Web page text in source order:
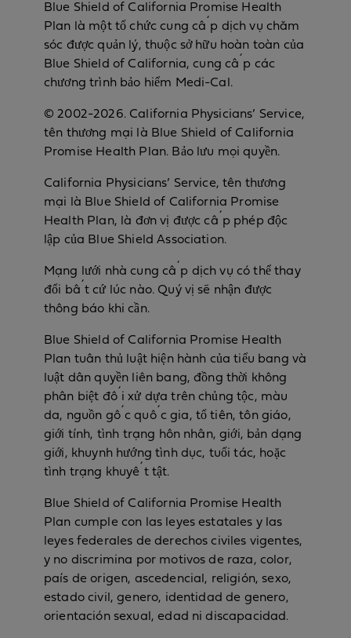
Blue Shield of California Promise Health
Plan là một tổ chức cung cấp dịch vụ chăm
sóc được quản lý, thuộc sở hữu hoàn toàn của
Blue Shield of California, cung cấp các
chương trình bảo hiểm Medi-Cal.
© 2002-2026. California Physicians’ Service,
tên thương mại là Blue Shield of California
Promise Health Plan. Bảo lưu mọi quyền.
California Physicians’ Service, tên thương
mại là Blue Shield of California Promise
Health Plan, là đơn vị được cấp phép độc
lập của Blue Shield Association.
Mạng lưới nhà cung cấp dịch vụ có thể thay
đổi bất cứ lúc nào. Quý vị sẽ nhận được
thông báo khi cần.
Blue Shield of California Promise Health
Plan tuân thủ luật hiện hành của tiểu bang và
luật dân quyền liên bang, đồng thời không
phân biệt đối xử dựa trên chủng tộc, màu
da, nguồn gốc quốc gia, tổ tiên, tôn giáo,
giới tính, tình trạng hôn nhân, giới, bản dạng
giới, khuynh hướng tình dục, tuổi tác, hoặc
tình trạng khuyết tật.
Blue Shield of California Promise Health
Plan cumple con las leyes estatales y las
leyes federales de derechos civiles vigentes,
y no discrimina por motivos de raza, color,
país de origen, ascedencial, religión, sexo,
estado civil, genero, identidad de genero,
orientación sexual, edad ni discapacidad.